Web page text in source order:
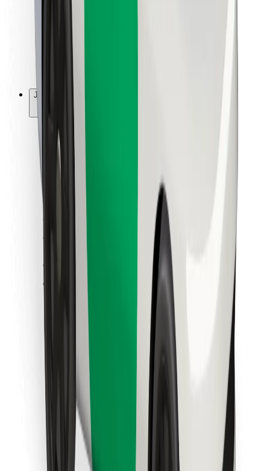
Bolt Food
Fleet Ownereille
Ravintoloille
Bolt for Business
Jotain muuta
Tavarantoimittajille
Ehdot
Evästeet
Turvallisuus
Hanki kyyti hetkessä!
Lataa Bolt Food -sovellus